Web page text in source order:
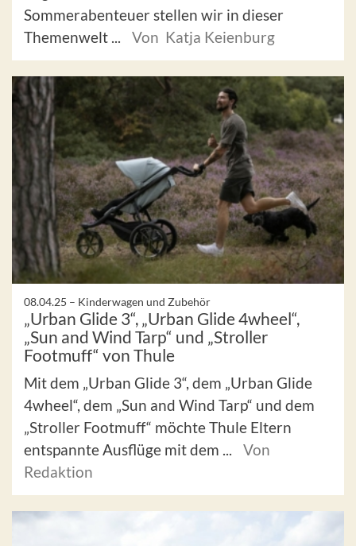
Sommerabenteuer stellen wir in dieser
Themenwelt ...
Von Katja Keienburg
08.04.25 – Kinderwagen und Zubehör
„Urban Glide 3“, „Urban Glide 4wheel“,
„Sun and Wind Tarp“ und „Stroller
Footmuff“ von Thule
Mit dem „Urban Glide 3“, dem „Urban Glide
4wheel“, dem „Sun and Wind Tarp“ und dem
„Stroller Footmuff“ möchte Thule Eltern
entspannte Ausflüge mit dem ...
Von
Redaktion